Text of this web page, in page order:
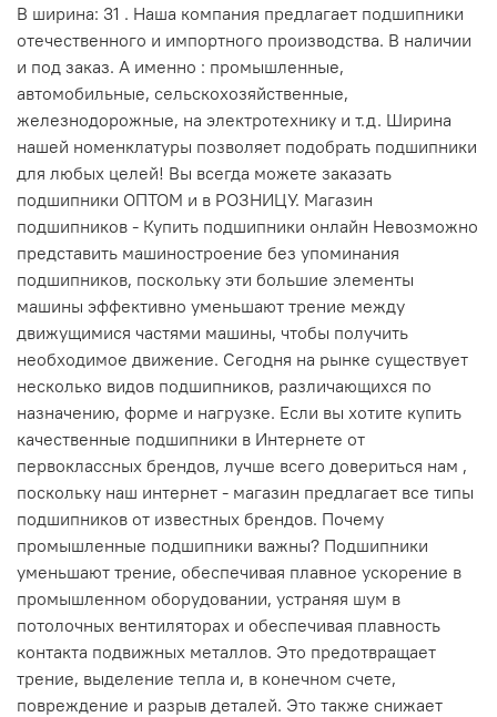
В ширина: 31 . Наша компания предлагает подшипники
отечественного и импортного производства. В наличии
и под заказ. А именно : промышленные,
автомобильные, сельскохозяйственные,
железнодорожные, на электротехнику и т.д. Ширина
нашей номенклатуры позволяет подобрать подшипники
для любых целей! Вы всегда можете заказать
подшипники ОПТОМ и в РОЗНИЦУ. Магазин
подшипников - Купить подшипники онлайн Невозможно
представить машиностроение без упоминания
подшипников, поскольку эти большие элементы
машины эффективно уменьшают трение между
движущимися частями машины, чтобы получить
необходимое движение. Сегодня на рынке существует
несколько видов подшипников, различающихся по
назначению, форме и нагрузке. Если вы хотите купить
качественные подшипники в Интернете от
первоклассных брендов, лучше всего довериться нам ,
поскольку наш интернет - магазин предлагает все типы
подшипников от известных брендов. Почему
промышленные подшипники важны? Подшипники
уменьшают трение, обеспечивая плавное ускорение в
промышленном оборудовании, устраняя шум в
потолочных вентиляторах и обеспечивая плавность
контакта подвижных металлов. Это предотвращает
трение, выделение тепла и, в конечном счете,
повреждение и разрыв деталей. Это также снижает